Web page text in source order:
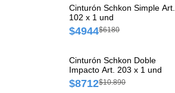
Cinturón Schkon Simple Art.
102 x 1 und
$4944$6180
Cinturón Schkon Doble
Impacto Art. 203 x 1 und
$8712$10.890